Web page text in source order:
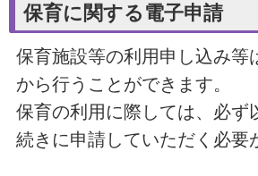
保育に関する電子申請
保育施設等の利用申し込み等
から行うことができます。
保育の利用に際しては、必ず
続きに申請していただく必要